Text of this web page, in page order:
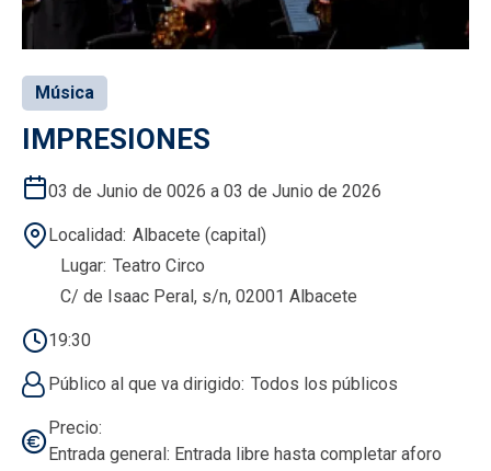
Música
IMPRESIONES
03 de Junio de 0026 a 03 de Junio de 2026
Localidad Albacete (capital)
Lugar Teatro Circo
C/ de Isaac Peral, s/n, 02001 Albacete
19:30
Público al que va dirigido Todos los públicos
Precio
Entrada general: Entrada libre hasta completar aforo